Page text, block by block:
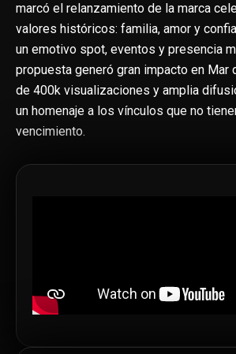
marcó el relanzamiento de la marca
valores históricos: familia, amor y
un emotivo spot, eventos y presencia
propuesta generó gran impacto en Mar
de 400k visualizaciones y amplia
un homenaje a los vínculos que no
vencimiento.